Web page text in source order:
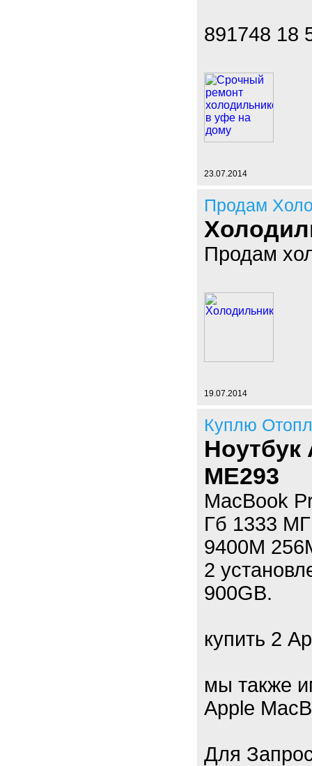
891748 18
23.07.2014
Продам
Продам
19.07.2014
Куплю
Ноутбук
ME293
MacBook
Гб 1333
9400M
2
900GB.
купить 2
мы также
Apple
Для